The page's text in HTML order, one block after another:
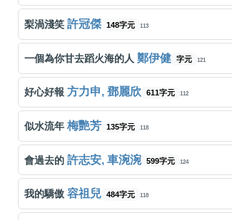
梨渦淺笑 許冠傑 148字元 113
一個為你甘去蹈火海的人 鄭伊健 字元 121
好心好報 方力申, 鄧麗欣 611字元 112
似水流年 梅艷芳 135字元 118
會過去的 許志安, 車涴涴 599字元 124
我的驕傲 容祖兒 484字元 118